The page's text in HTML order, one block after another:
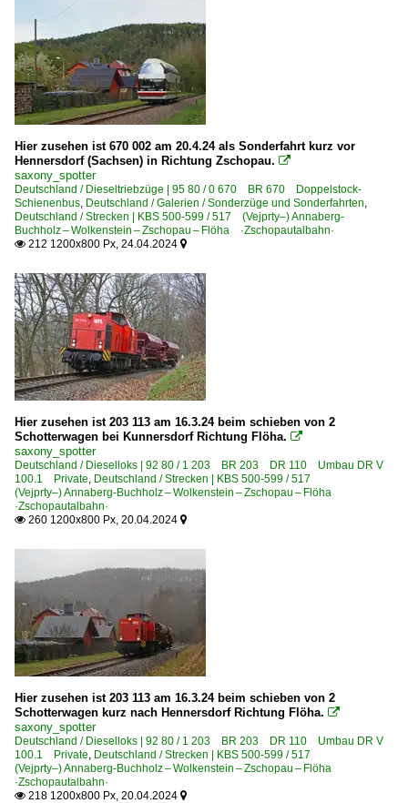
Hier zusehen ist 670 002 am 20.4.24 als Sonderfahrt kurz vor
Hennersdorf (Sachsen) in Richtung Zschopau. 
saxony_spotter
Deutschland / Dieseltriebzüge | 95 80 / 0 670 BR 670 Doppelstock-
Schienenbus, Deutschland / Galerien / Sonderzüge und Sonderfahrten,
Deutschland / Strecken | KBS 500-599 / 517 (Vejprty–) Annaberg-
Buchholz – Wolkenstein – Zschopau – Flöha ·Zschopautalbahn·
 212 1200x800 Px, 24.04.2024 
Hier zusehen ist 203 113 am 16.3.24 beim schieben von 2
Schotterwagen bei Kunnersdorf Richtung Flöha. 
saxony_spotter
Deutschland / Dieselloks | 92 80 / 1 203 BR 203 DR 110 Umbau DR V
100.1 Private, Deutschland / Strecken | KBS 500-599 / 517
(Vejprty–) Annaberg-Buchholz – Wolkenstein – Zschopau – Flöha
·Zschopautalbahn·
 260 1200x800 Px, 20.04.2024 
Hier zusehen ist 203 113 am 16.3.24 beim schieben von 2
Schotterwagen kurz nach Hennersdorf Richtung Flöha. 
saxony_spotter
Deutschland / Dieselloks | 92 80 / 1 203 BR 203 DR 110 Umbau DR V
100.1 Private, Deutschland / Strecken | KBS 500-599 / 517
(Vejprty–) Annaberg-Buchholz – Wolkenstein – Zschopau – Flöha
·Zschopautalbahn·
 218 1200x800 Px, 20.04.2024 